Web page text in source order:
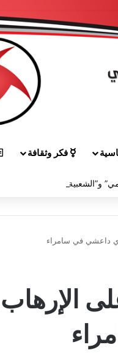
فكر وثقافة
داعشي في سامراء